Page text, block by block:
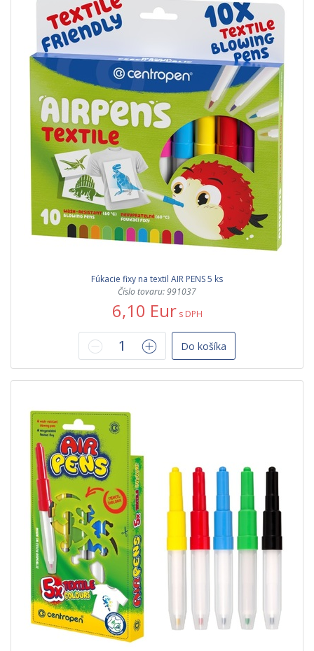
Fúkacie fixy na textil AIR PENS 5 ks
Číslo tovaru: 991037
6,10 Eur s DPH
Do košíka